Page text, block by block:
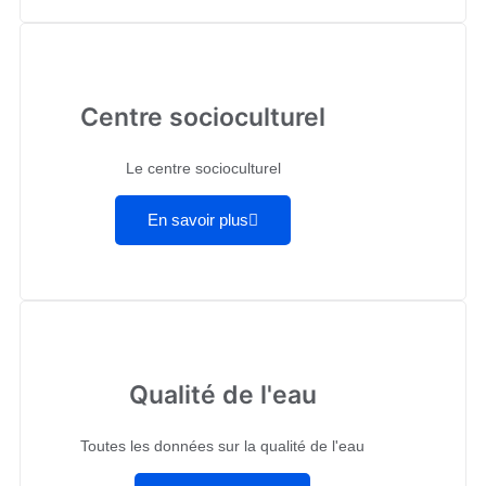
Centre socioculturel
Le centre socioculturel
En savoir plus
Qualité de l'eau
Toutes les données sur la qualité de l'eau